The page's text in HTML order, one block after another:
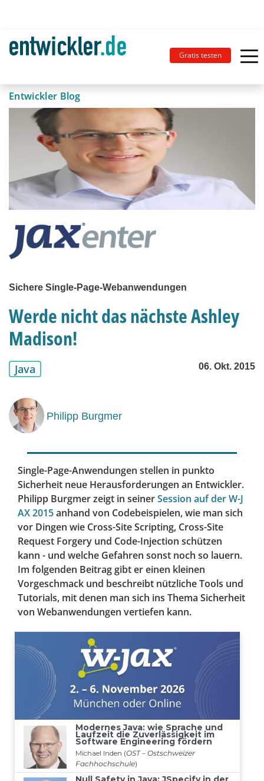
Gratis testen
Entwickler Blog
Sichere Single-Page-Webanwendungen
Werde nicht das nächste Ashley
Madison!
Java 06. Okt. 2015
Philipp Burgmer
Single-Page-Anwendungen stellen in punkto
Sicherheit neue Herausforderungen an Entwickler.
Philipp Burgmer zeigt in seinerSession auf der W-J
AX 2015anhand von Codebeispielen, wie man sich
vor Dingen wie Cross-Site Scripting, Cross-Site
Request Forgery und Code-Injection schützen
kann - und welche Gefahren sonst noch so lauern.
Im folgenden Beitrag gibt er einen kleinen
Vorgeschmack und beschreibt nützliche Tools und
Tutorials, mit denen man sich ins Thema Sicherheit
von Webanwendungen vertiefen kann.